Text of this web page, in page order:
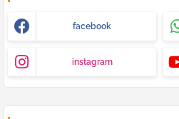
facebook
instagram